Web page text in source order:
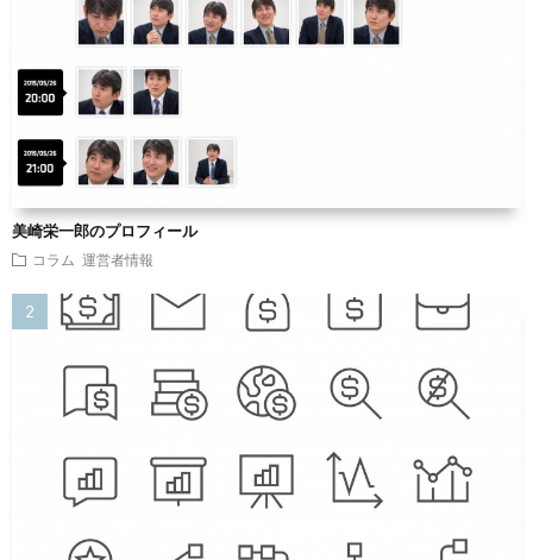
美崎栄一郎のプロフィール
コラム 運営者情報